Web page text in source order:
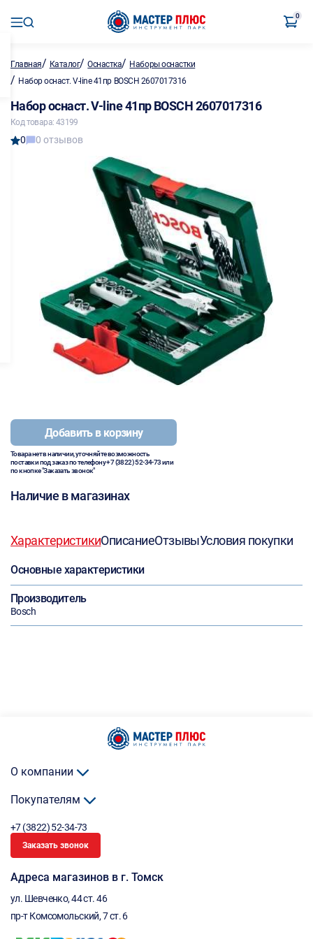
0
Главная/ Каталог/Оснастка/ Наборы оснастки
/ Набор оснаст. V-line 41пр BOSCH 2607017316
Набор оснаст. V-line 41пр BOSCH 2607017316
Код товара: 43199
0 0 отзывов
Добавить в корзину
Товара нет в наличии, уточняйте возможность
поставки под заказ по телефону+7 (3822) 52-34-73или
по кнопке "Заказать звонок"
Наличие в магазинах
ХарактеристикиОписаниеОтзывыУсловия покупки
Основные характеристики
Производитель
Bosch
О компании
Покупателям
+7 (3822) 52-34-73
Заказать звонок
Адреса магазинов в г. Томск
ул. Шевченко, 44 ст. 46
пр-т Комсомольский, 7 ст. 6